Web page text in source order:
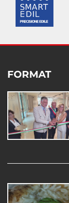
FORMAT